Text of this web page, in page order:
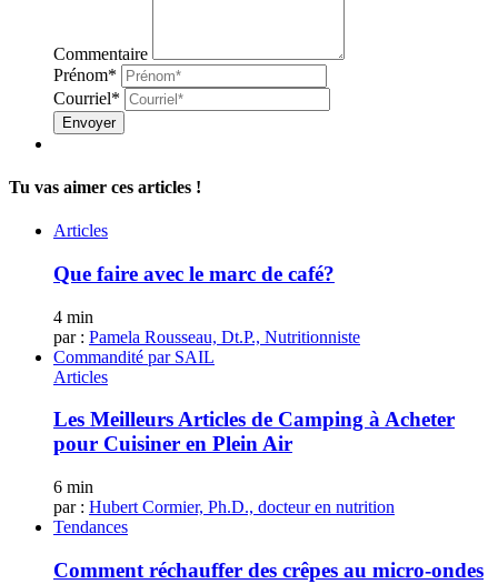
Commentaire
Prénom*
Courriel*
Envoyer
Tu vas aimer ces articles !
Articles
Que faire avec le marc de café?
4 min
par : Pamela Rousseau, Dt.P., Nutritionniste
Commandité par SAIL
Articles
Les Meilleurs Articles de Camping à Acheter
pour Cuisiner en Plein Air
6 min
par : Hubert Cormier, Ph.D., docteur en nutrition
Tendances
Comment réchauffer des crêpes au micro-ondes